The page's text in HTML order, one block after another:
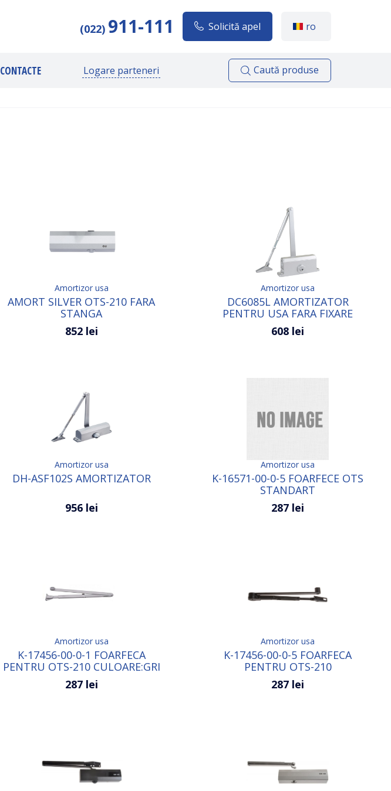
(022) 911-111 Solicită apel ro
CONTACTE Logare parteneri Caută produse
Amortizor usa
AMORT SILVER OTS-210 FARA
STANGA
852 lei
Amortizor usa
DC6085L AMORTIZATOR
PENTRU USA FARA FIXARE
ZKTECO PINA LA 60-85 KG
608 lei
Amortizor usa
DH-ASF102S AMORTIZATOR
956 lei
Amortizor usa
K-16571-00-0-5 FOARFECE OTS
STANDART
287 lei
Amortizor usa
K-17456-00-0-1 FOARFECA
PENTRU OTS-210 CULOARE:GRI
287 lei
Amortizor usa
K-17456-00-0-5 FOARFECA
PENTRU OTS-210
CULOARE:CAFENIU
287 lei